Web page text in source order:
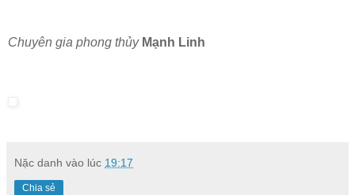
Chuyên gia phong thủy Mạnh Linh
Nặc danh vào lúc 19:17
Chia sẻ